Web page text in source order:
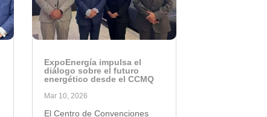
ExpoEnergía impulsa el
diálogo sobre el futuro
energético desde el CCMQ
Mar 10, 2026
El Centro de Convenciones